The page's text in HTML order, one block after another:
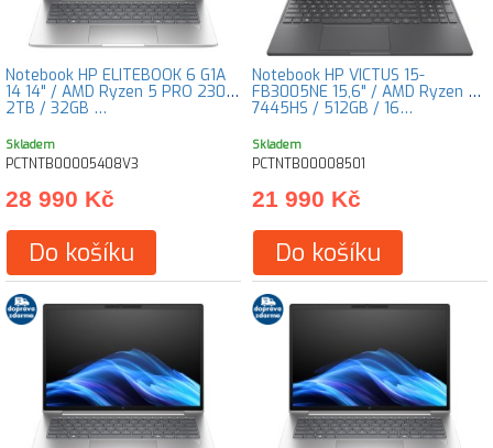
Notebook HP ELITEBOOK 6 G1A
14 14" / AMD Ryzen 5 PRO 230 /
2TB / 32GB …
Skladem
PCTNTB00005408V3
28 990 Kč
Do košíku
Notebook HP VICTUS 15-
FB3005NE 15,6" / AMD Ryzen 7
7445HS / 512GB / 16…
Skladem
PCTNTB00008501
21 990 Kč
Do košíku